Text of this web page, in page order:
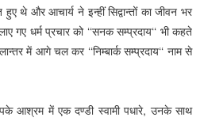
हुए थे और आचार्य ने इन्हीं सिद्वान्तों का जीवन भर
गए धर्म प्रचार को ‘‘सनक सम्प्रदाय‘‘ भी कहते
में आगे चल कर ‘‘निम्बार्क सम्प्रदाय‘‘ नाम से
आश्रम में एक दण्डी स्वामी पधारे, उनके साथ